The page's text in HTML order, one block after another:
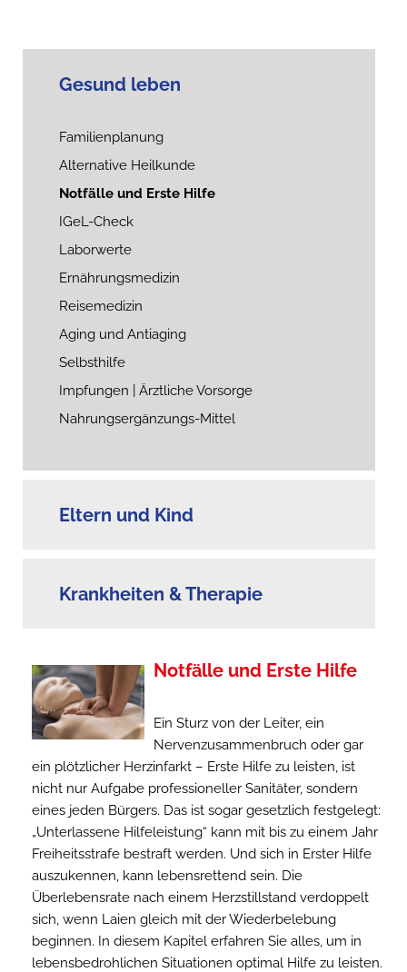
Gesund leben
Familienplanung
Alternative Heilkunde
Notfälle und Erste Hilfe
IGeL-Check
Laborwerte
Ernährungsmedizin
Reisemedizin
Aging und Antiaging
Selbsthilfe
Impfungen | Ärztliche Vorsorge
Nahrungsergänzungs-Mittel
Eltern und Kind
Krankheiten & Therapie
Notfälle und Erste Hilfe
Ein Sturz von der Leiter, ein
Nervenzusammenbruch oder gar
ein plötzlicher Herzinfarkt – Erste Hilfe zu leisten, ist
nicht nur Aufgabe professioneller Sanitäter, sondern
eines jeden Bürgers. Das ist sogar gesetzlich festgelegt:
„Unterlassene Hilfeleistung“ kann mit bis zu einem Jahr
Freiheitsstrafe bestraft werden. Und sich in Erster Hilfe
auszukennen, kann lebensrettend sein. Die
Überlebensrate nach einem Herzstillstand verdoppelt
sich, wenn Laien gleich mit der Wiederbelebung
beginnen. In diesem Kapitel erfahren Sie alles, um in
lebensbedrohlichen Situationen optimal Hilfe zu leisten.